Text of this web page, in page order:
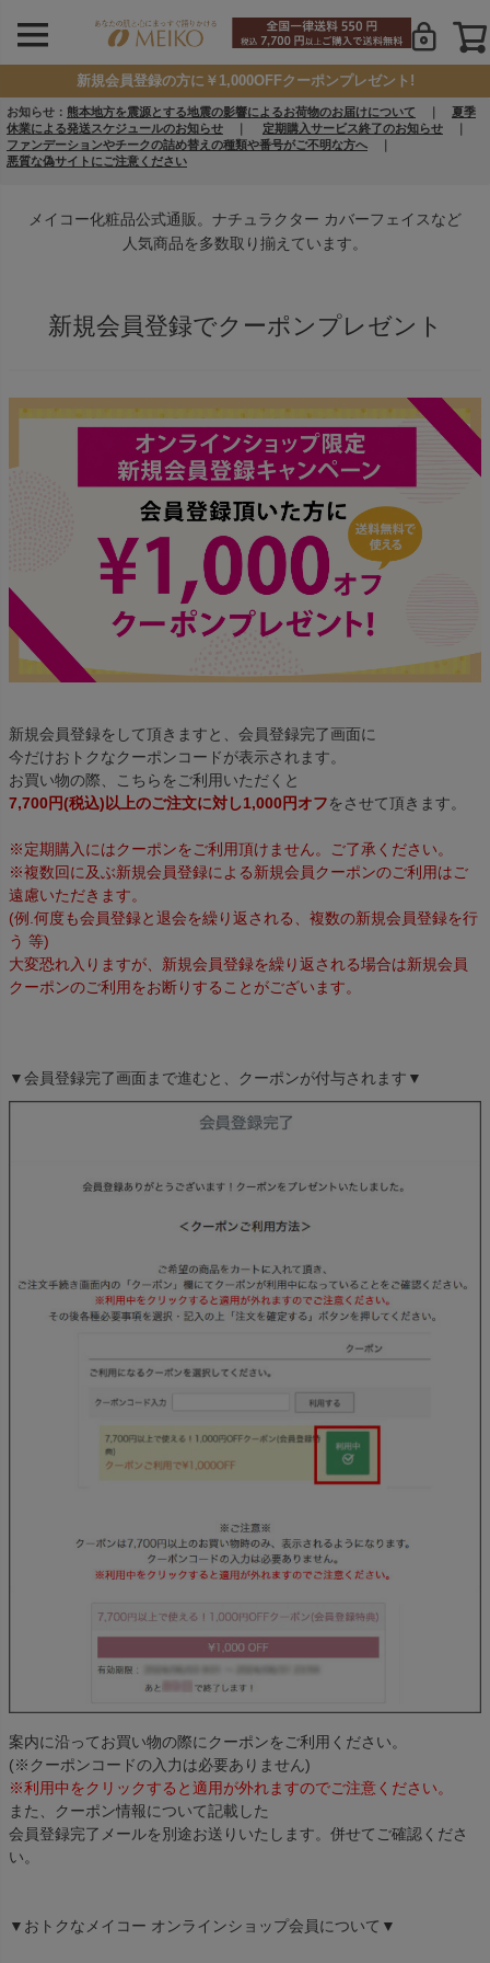
新規会員登録の方に￥1,000OFFクーポンプレゼント!
お知らせ： 熊本地方を震源とする地震の影響によるお荷物のお届けについて
夏季
休業による発送スケジュールのお知らせ
定期購入サービス終了のお知らせ
ファンデーションやチークの詰め替えの種類や番号がご不明な方へ
悪質な偽サイトにご注意ください
メイコー化粧品公式通販。ナチュラクター カバーフェイスなど
人気商品を多数取り揃えています。
新規会員登録でクーポンプレゼント
新規会員登録をして頂きますと、会員登録完了画面に
今だけおトクなクーポンコードが表示されます。
お買い物の際、こちらをご利用いただくと
7,700円(税込)以上のご注文に対し1,000円オフをさせて頂きます。
※定期購入にはクーポンをご利用頂けません。ご了承ください。
※複数回に及ぶ新規会員登録による新規会員クーポンのご利用はご
遠慮いただきます。
(例.何度も会員登録と退会を繰り返される、複数の新規会員登録を行
う 等)
大変恐れ入りますが、新規会員登録を繰り返される場合は新規会員
クーポンのご利用をお断りすることがございます。
▼会員登録完了画面まで進むと、クーポンが付与されます▼
案内に沿ってお買い物の際にクーポンをご利用ください。
(※クーポンコードの入力は必要ありません)
※利用中をクリックすると適用が外れますのでご注意ください。
また、クーポン情報について記載した
会員登録完了メールを別途お送りいたします。併せてご確認くださ
い。
▼おトクなメイコー オンラインショップ会員について▼